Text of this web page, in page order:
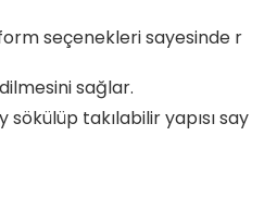
seçenekleri sayesinde r
sağlar.
takılabilir yapısı say